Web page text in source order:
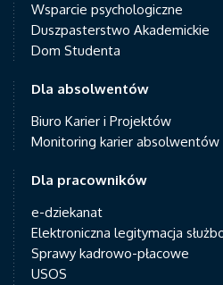
Wsparcie psychologiczne
Duszpasterstwo Akademickie
Dom Studenta
Dla absolwentów
Biuro Karier i Projektów
Monitoring karier absolwentów
Dla pracowników
e-dziekanat
Elektroniczna legitymacja
Sprawy kadrowo-płacowe
USOS